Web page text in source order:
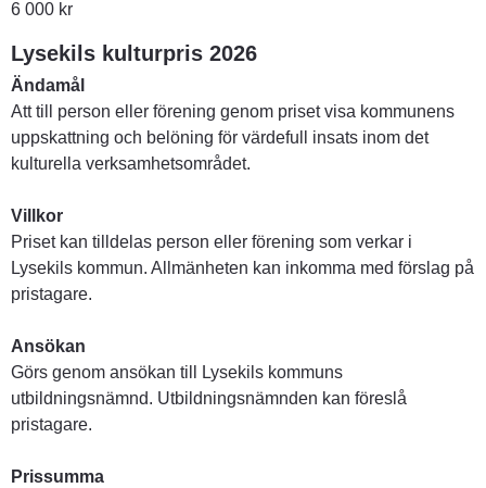
6 000 kr
Lysekils kulturpris 2026
Ändamål
Att till person eller förening genom priset visa kommunens
uppskattning och belöning för värdefull insats inom det
kulturella verksamhetsområdet.
Villkor
Priset kan tilldelas person eller förening som verkar i
Lysekils kommun. Allmänheten kan inkomma med förslag på
pristagare.
Ansökan
Görs genom ansökan till Lysekils kommuns
utbildningsnämnd. Utbildningsnämnden kan föreslå
pristagare.
Prissumma